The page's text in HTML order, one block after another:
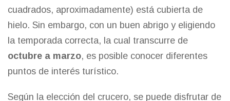
cuadrados, aproximadamente) está cubierta de
hielo. Sin embargo, con un buen abrigo y eligiendo
la temporada correcta, la cual transcurre de
octubre a marzo, es posible conocer diferentes
puntos de interés turístico.
Según la elección del crucero, se puede disfrutar de